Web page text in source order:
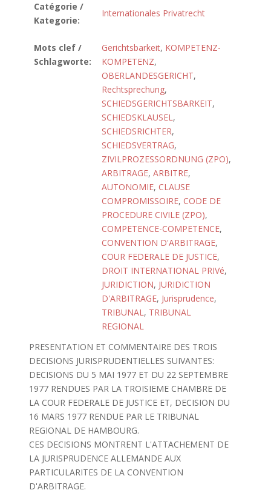
Catégorie /
Kategorie:
Internationales Privatrecht
Mots clef /
Schlagworte:
Gerichtsbarkeit, KOMPETENZ-
KOMPETENZ,
OBERLANDESGERICHT,
Rechtsprechung,
SCHIEDSGERICHTSBARKEIT,
SCHIEDSKLAUSEL,
SCHIEDSRICHTER,
SCHIEDSVERTRAG,
ZIVILPROZESSORDNUNG (ZPO),
ARBITRAGE, ARBITRE,
AUTONOMIE, CLAUSE
COMPROMISSOIRE, CODE DE
PROCEDURE CIVILE (ZPO),
COMPETENCE-COMPETENCE,
CONVENTION D'ARBITRAGE,
COUR FEDERALE DE JUSTICE,
DROIT INTERNATIONAL PRIVé,
JURIDICTION, JURIDICTION
D'ARBITRAGE, Jurisprudence,
TRIBUNAL, TRIBUNAL
REGIONAL
PRESENTATION ET COMMENTAIRE DES TROIS
DECISIONS JURISPRUDENTIELLES SUIVANTES:
DECISIONS DU 5 MAI 1977 ET DU 22 SEPTEMBRE
1977 RENDUES PAR LA TROISIEME CHAMBRE DE
LA COUR FEDERALE DE JUSTICE ET, DECISION DU
16 MARS 1977 RENDUE PAR LE TRIBUNAL
REGIONAL DE HAMBOURG.
CES DECISIONS MONTRENT L'ATTACHEMENT DE
LA JURISPRUDENCE ALLEMANDE AUX
PARTICULARITES DE LA CONVENTION
D'ARBITRAGE.